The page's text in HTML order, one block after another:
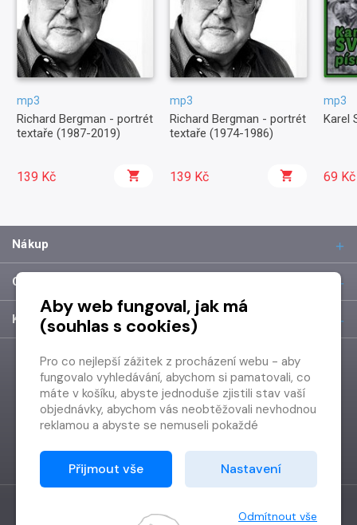
mp3
Richard Bergman - portrét
textaře (1987-2019)
139 Kč
mp3
Richard Bergman - portrét
textaře (1974-1986)
139 Kč
mp3
Karel
69 Kč
Nákup
O společnosti
Kontakt
Aby web fungoval, jak má
(souhlas s cookies)
Pro co nejlepší zážitek z procházení webu - aby
fungovalo vyhledávání, abychom si pamatovali, co
máte v košíku, abyste jednoduše zjistili stav vaší
objednávky, abychom vás neobtěžovali nevhodnou
reklamou a abyste se nemuseli pokaždé
Proto od vás potřebujeme souhlas se
zpracováním souborů cookies
Děkujeme, že nám ho dáte a pomůžete nám tak
Přijmout vše Nastavení
Odmítnout vše